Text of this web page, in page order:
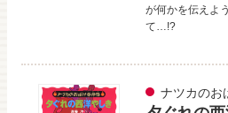
が何かを伝えよ
て…!?
ナツカのお